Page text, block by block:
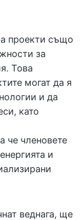
проекти също
за
Това
могат да я
и да
като
че членовете
и
веднага, ще